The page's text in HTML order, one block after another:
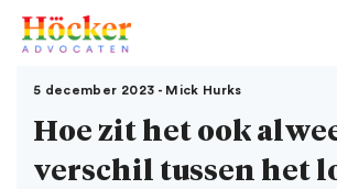
5 december 2023 - Mick Hurks
Hoe zit het ook
verschil tussen het